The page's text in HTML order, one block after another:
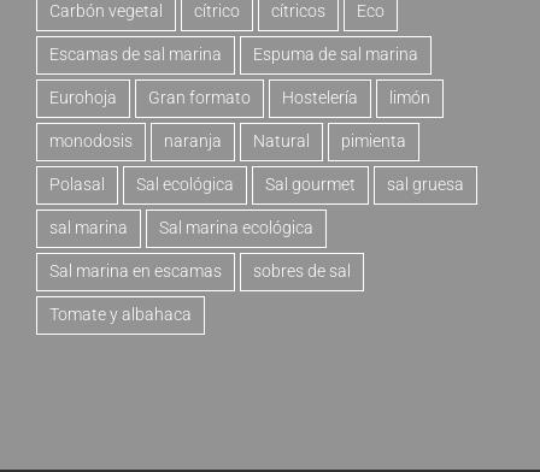
Carbón vegetal cítrico cítricos Eco
Escamas de sal marina Espuma de sal marina
Eurohoja Gran formato Hostelería limón
monodosis naranja Natural pimienta
Polasal Sal ecológica Sal gourmet sal gruesa
sal marina Sal marina ecológica
Sal marina en escamas sobres de sal
Tomate y albahaca